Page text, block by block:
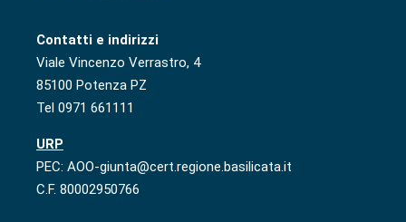
Contatti e indirizzi
Viale Vincenzo Verrastro, 4
85100 Potenza PZ
Tel 0971 661111
URP
PEC: AOO-giunta@cert.regione.basilicata.it
C.F. 80002950766